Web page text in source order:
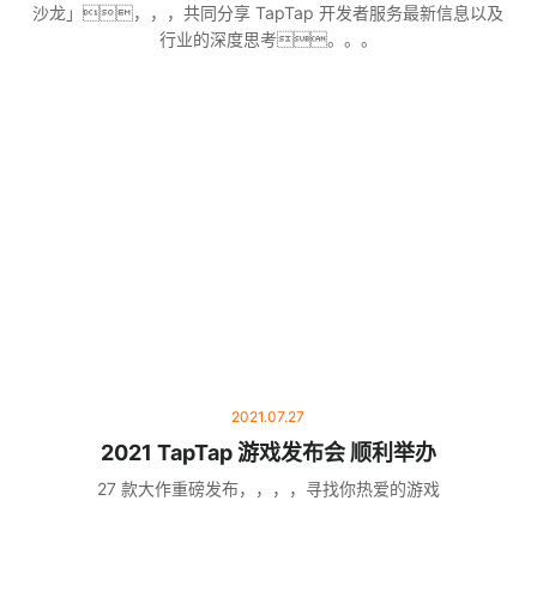
沙龙」，，，共同分享 TapTap 开发者服务最新信息以及
行业的深度思考。。。
2021.07.27
2021 TapTap 游戏发布会 顺利举办
27 款大作重磅发布，，，，寻找你热爱的游戏